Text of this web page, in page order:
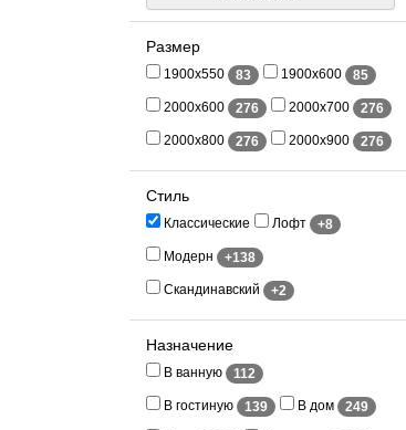
Размер
1900x550 83 1900x600 85
2000x600 276 2000x700 276
2000x800 276 2000x900 276
Стиль
Классические Лофт +8
Модерн +138
Скандинавский +2
Назначение
В ванную 112
В гостиную 139 В дом 249